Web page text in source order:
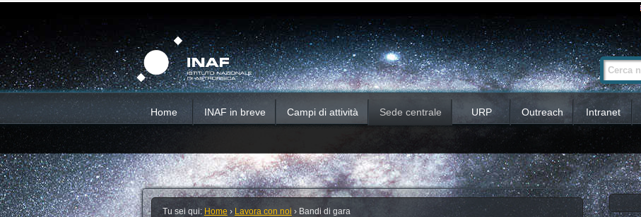
contenuti.
Salta
alla
navigazione
Cerca nel sito
Ricerca
avanzata…
Home INAF in breve Campi di attività Sede centrale URP Outreach Intranet
Tu sei qui: Home › Lavora con noi › Bandi di gara